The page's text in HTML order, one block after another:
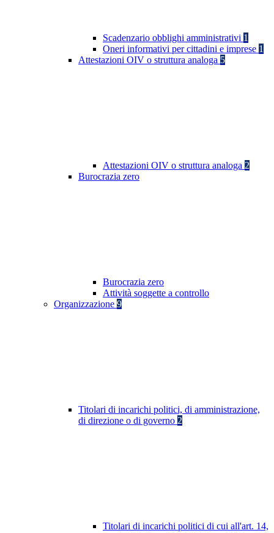
Scadenzario obblighi amministrativi 1
Oneri informativi per cittadini e imprese 1
Attestazioni OIV o struttura analoga 5
Attestazioni OIV o struttura analoga 2
Burocrazia zero
Burocrazia zero
Attività soggette a controllo
Organizzazione 9
Titolari di incarichi politici, di amministrazione,
di direzione o di governo 2
Titolari di incarichi politici di cui all'art. 14,